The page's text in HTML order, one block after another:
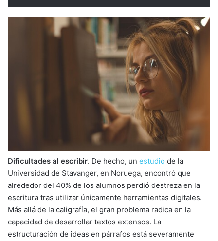
Dificultades al escribir. De hecho, un estudio de la
Universidad de Stavanger, en Noruega, encontró que
alrededor del 40% de los alumnos perdió destreza en la
escritura tras utilizar únicamente herramientas digitales.
Más allá de la caligrafía, el gran problema radica en la
capacidad de desarrollar textos extensos. La
estructuración de ideas en párrafos está severamente